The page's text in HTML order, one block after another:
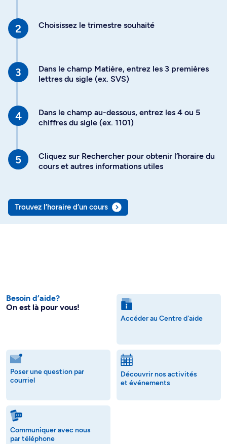
Choisissez le trimestre souhaité
Dans le champ Matière, entrez les 3 premières
lettres du sigle (ex. SVS)
Dans le champ au-dessous, entrez les 4 ou 5
chiffres du sigle (ex. 1101)
Cliquez sur Rechercher pour obtenir l’horaire du
cours et autres informations utiles
Trouvez l’horaire d’un cours
Besoin d’aide?
On est là pour vous!
Accéder au Centre d'aide
Poser une question par
courriel
Découvrir nos activités
et événements
Communiquer avec nous
par téléphone